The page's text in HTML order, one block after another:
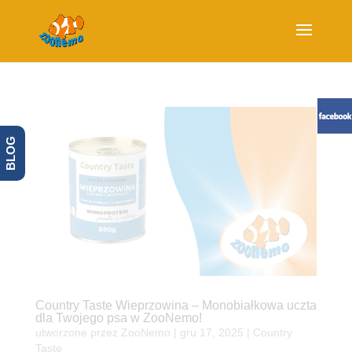
Country Taste Wieprzowina – Monobiałkowa uczta
dla Twojego psa w ZooNemo!
utworzone przez ZooNemo gru 17, 2025
Country
Taste
BLOG